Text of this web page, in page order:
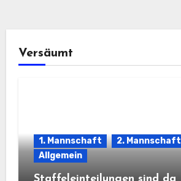
Versäumt
1. Mannschaft
2. Mannschaft
Allgemein